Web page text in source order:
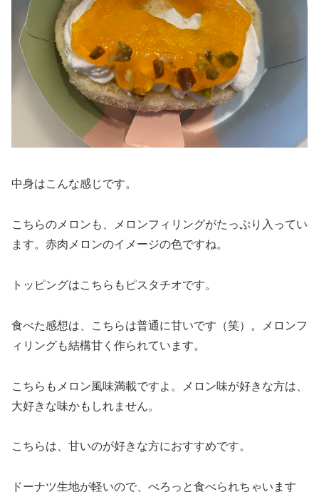
中身はこんな感じです。
こちらのメロンも、メロンフィリングがたっぷり入ってい
ます。赤肉メロンのイメージの色ですね。
トッピングはこちらもピスタチオです。
食べた感想は、こちらは普通に甘いです（笑）。メロンフ
ィリングも結構甘く作られています。
こちらもメロン風味満載ですよ。メロン味が好きな方は、
大好きな味かもしれません。
こちらは、甘いのが好きな方におすすめです。
ドーナツ生地が軽いので、ぺろっと食べられちゃいます